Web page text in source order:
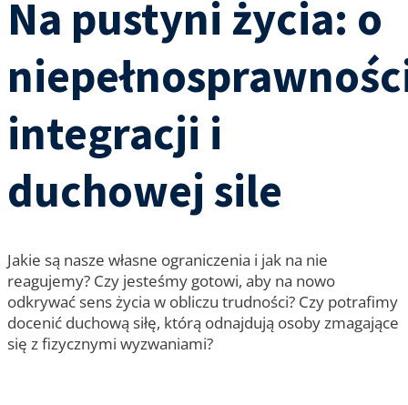
Na pustyni życia: o
integracji i
duchowej sile
Jakie są nasze własne ograniczenia i jak na nie
reagujemy? Czy jesteśmy gotowi, aby na nowo
odkrywać sens życia w obliczu trudności? Czy potrafimy
docenić duchową siłę, którą odnajdują osoby zmagające
się z fizycznymi wyzwaniami?